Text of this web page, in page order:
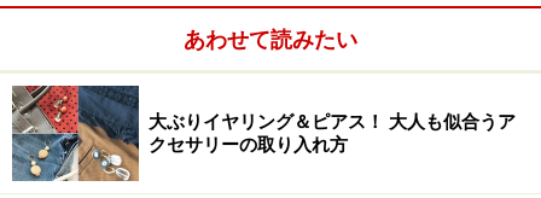
あわせて読みたい
大ぶりイヤリング＆ピアス！ 大人も似合うア
クセサリーの取り入れ方